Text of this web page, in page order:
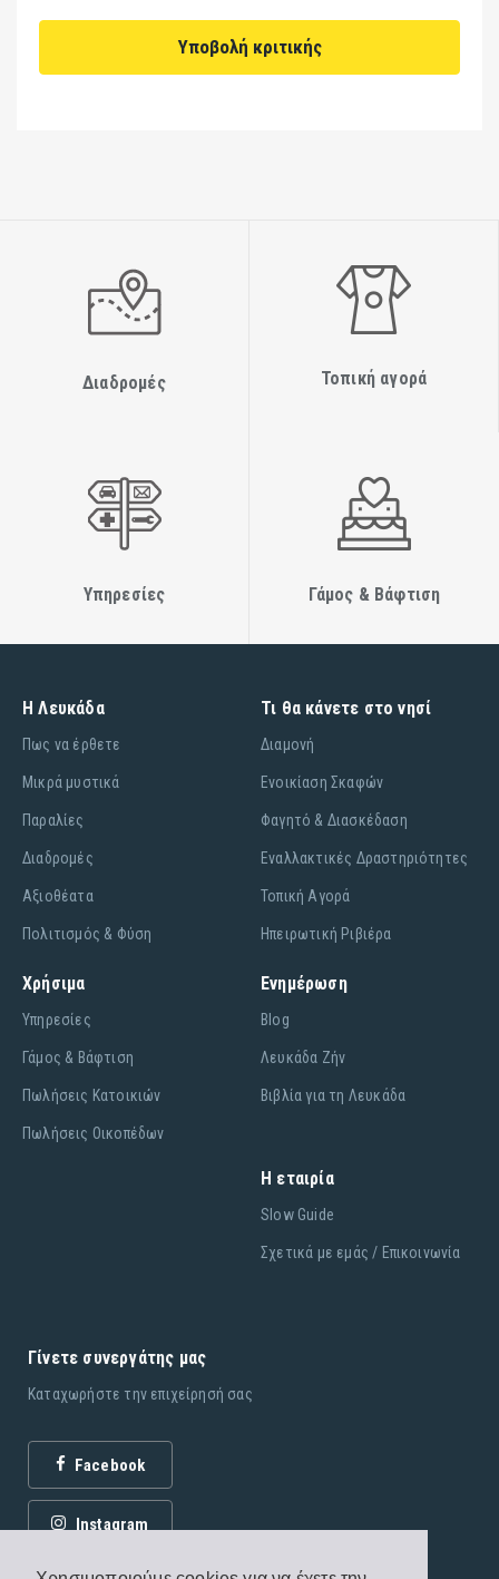
Διαδρομές Τοπική αγορά
Υπηρεσίες Γάμος & Βάφτιση
Η Λευκάδα
Πως να έρθετε
Μικρά μυστικά
Παραλίες
Διαδρομές
Αξιοθέατα
Πολιτισμός & Φύση
Τι θα κάνετε στο νησί
Διαμονή
Ενοικίαση Σκαφών
Φαγητό & Διασκέδαση
Εναλλακτικές Δραστηριότητες
Τοπική Αγορά
Ηπειρωτική Ριβιέρα
Χρήσιμα
Υπηρεσίες
Γάμος & Βάφτιση
Πωλήσεις Κατοικιών
Πωλήσεις Οικοπέδων
Ενημέρωση
Blog
Λευκάδα Ζήν
Βιβλία για τη Λευκάδα
Η εταιρία
Slow Guide
Σχετικά με εμάς / Επικοινωνία
Γίνετε συνεργάτης μας
Καταχωρήστε την επιχείρησή σας
Facebook
Instagram